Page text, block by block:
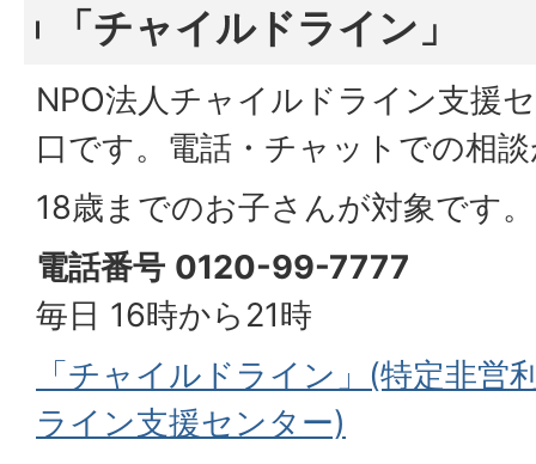
「チャイルドライン」
NPO法人チャイルドライン支援
口です。電話・チャットでの相
18歳までのお子さんが対象です。
電話番号 0120-99-7777
毎日 16時から21時
「チャイルドライン」(特定非営
ライン支援センター)